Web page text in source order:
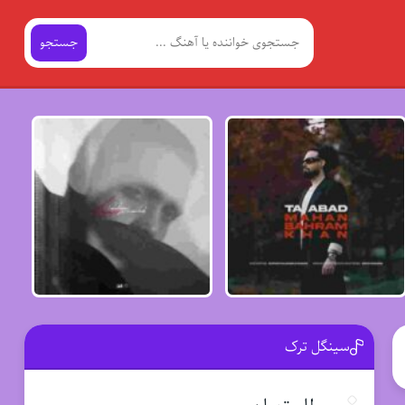
جستجو
سینگل ترک